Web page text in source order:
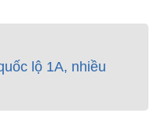
lộ 1A, nhiều